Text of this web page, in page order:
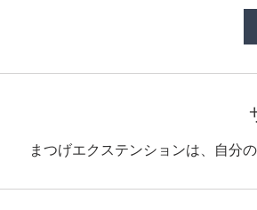
まつげエクステンションは、自分